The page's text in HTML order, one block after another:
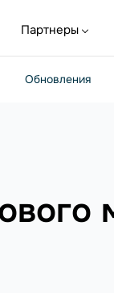
Партнеры
Обновления